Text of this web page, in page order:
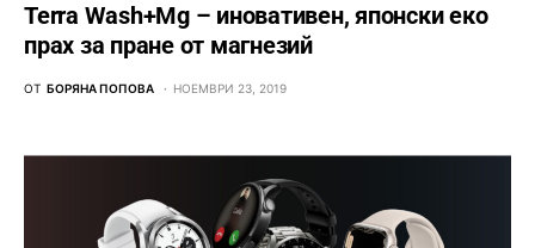
Terra Wash+Mg – иновативен, японски еко
прах за пране от магнезий
ОТ БОРЯНА ПОПОВА НОЕМВРИ 23, 2019